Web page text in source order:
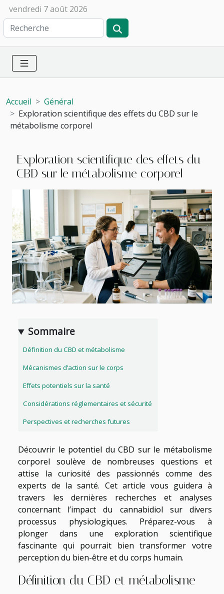
vendredi 7 août 2026
Accueil
Général
Exploration scientifique des effets du CBD sur le
métabolisme corporel
Exploration scientifique des effets du
CBD sur le métabolisme corporel
Sommaire
Définition du CBD et métabolisme
Mécanismes d’action sur le corps
Effets potentiels sur la santé
Considérations réglementaires et sécurité
Perspectives et recherches futures
Découvrir le potentiel du CBD sur le métabolisme
corporel soulève de nombreuses questions et
attise la curiosité des passionnés comme des
experts de la santé. Cet article vous guidera à
travers les dernières recherches et analyses
concernant l’impact du cannabidiol sur divers
processus physiologiques. Préparez-vous à
plonger dans une exploration scientifique
fascinante qui pourrait bien transformer votre
perception du bien-être et du corps humain.
Définition du CBD et métabolisme